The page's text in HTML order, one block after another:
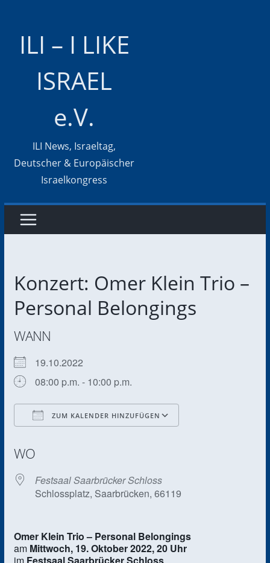
ILI – I LIKE
ISRAEL
e.V.
ILI News, Israeltag,
Deutscher & Europäischer
Israelkongress
Konzert: Omer Klein Trio –
Personal Belongings
WANN
19.10.2022
08:00 p.m. - 10:00 p.m.
ZUM KALENDER HINZUFÜGEN
WO
Festsaal Saarbrücker Schloss
Schlossplatz, Saarbrücken, 66119
Omer Klein Trio – Personal Belongings
am Mittwoch, 19. Oktober 2022, 20 Uhr